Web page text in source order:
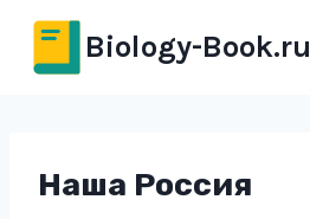
Перейти
содержимому
Biology-Book.ru
Наша Россия